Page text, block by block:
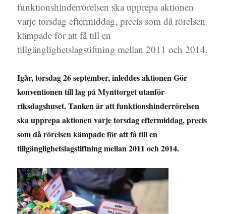
funktionshinderrörelsen ska upprepa aktionen
varje torsdag eftermiddag, precis som då rörelsen
kämpade för att få till en
tillgänglighetslagstiftning mellan 2011 och 2014.
Igår, torsdag 26 september, inleddes aktionen Gör
konventionen till lag på Mynttorget utanför
riksdagshuset. Tanken är att funktionshinderrörelsen
ska upprepa aktionen varje torsdag eftermiddag, precis
som då rörelsen kämpade för att få till en
tillgänglighetslagstiftning mellan 2011 och 2014.